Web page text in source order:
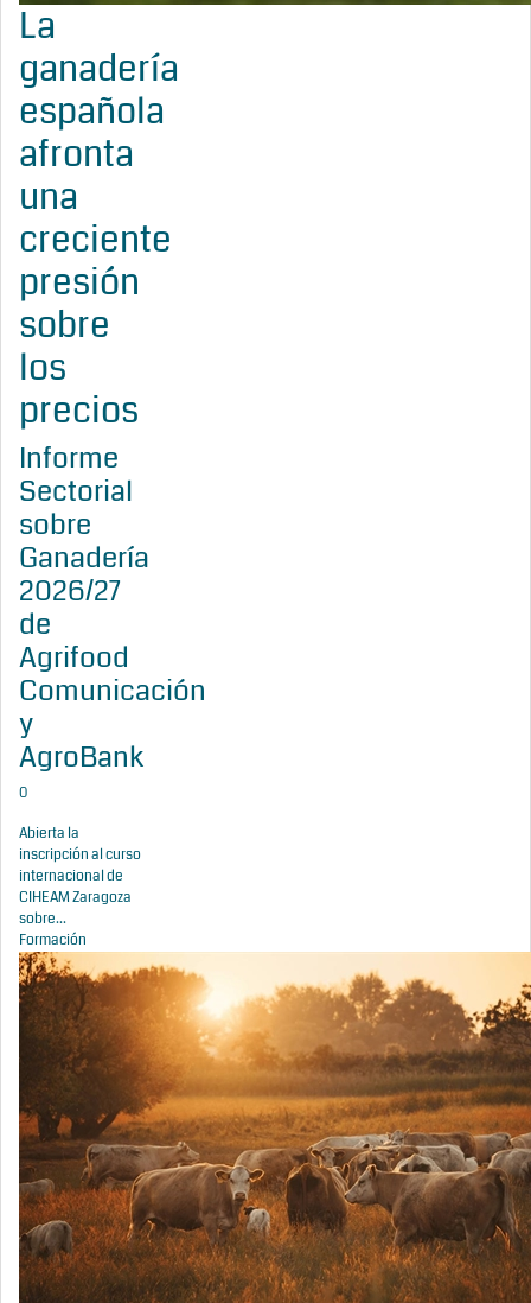
La
ganadería
española
afronta
una
creciente
presión
sobre
los
precios
Informe
Sectorial
sobre
Ganadería
2026/27
de
Agrifood
Comunicación
y
AgroBank
0
Abierta la
inscripción al curso
internacional de
CIHEAM Zaragoza
sobre...
Formación